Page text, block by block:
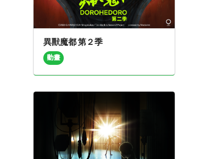
異獸魔都 第２季
動畫